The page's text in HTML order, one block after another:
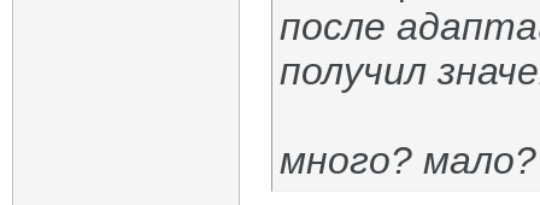
после
получил
много?